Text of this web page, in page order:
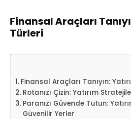
Finansal Araçları
Türleri
Finansal Araçları Tanıyın:
Rotanızı Çizin: Yatırım
Paranızı Güvende Tutun:
Güvenilir Yerler